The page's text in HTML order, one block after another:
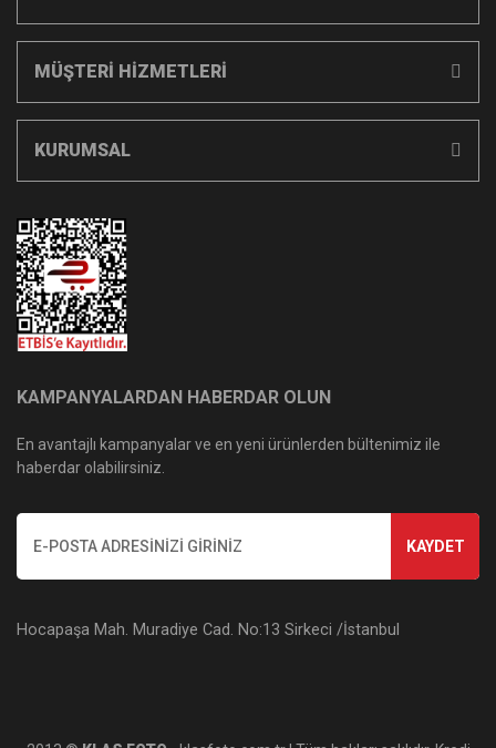
MÜŞTERİ HİZMETLERİ
KURUMSAL
KAMPANYALARDAN HABERDAR OLUN
En avantajlı kampanyalar ve en yeni ürünlerden bültenimiz ile
haberdar olabilirsiniz.
KAYDET
Hocapaşa Mah. Muradiye Cad. No:13 Sirkeci /İstanbul